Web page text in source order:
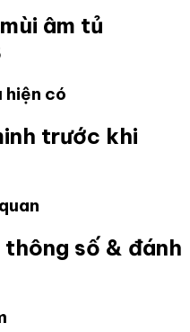
âm tủ
hiện có
trước khi
số & đánh